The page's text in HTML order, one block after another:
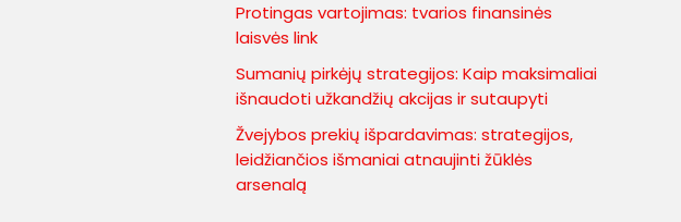
Protingas vartojimas: tvarios finansinės
laisvės link
Sumanių pirkėjų strategijos: Kaip maksimaliai
išnaudoti užkandžių akcijas ir sutaupyti
Žvejybos prekių išpardavimas: strategijos,
leidžiančios išmaniai atnaujinti žūklės
arsenalą